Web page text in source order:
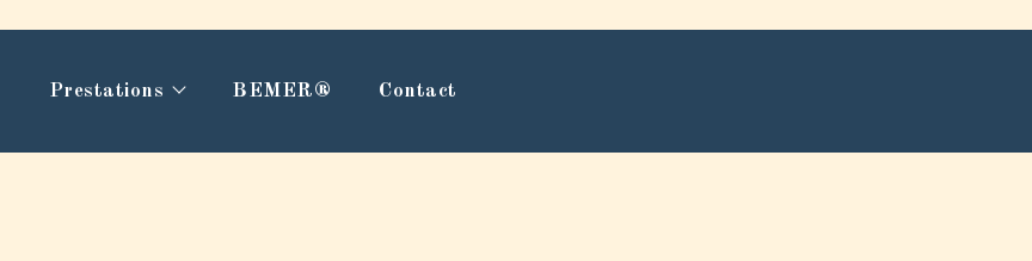
Prestations BEMER®️ Contact